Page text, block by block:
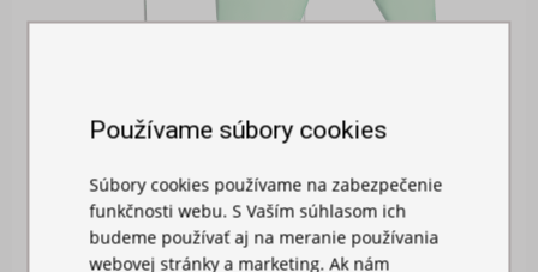
BOČNÁ PLACHTA 2M S DVERAMI
Skladom
Používame súbory cookies
Súbory cookies používame na zabezpečenie
funkčnosti webu. S Vaším súhlasom ich
budeme používať aj na meranie používania
webovej stránky a marketing. Ak nám